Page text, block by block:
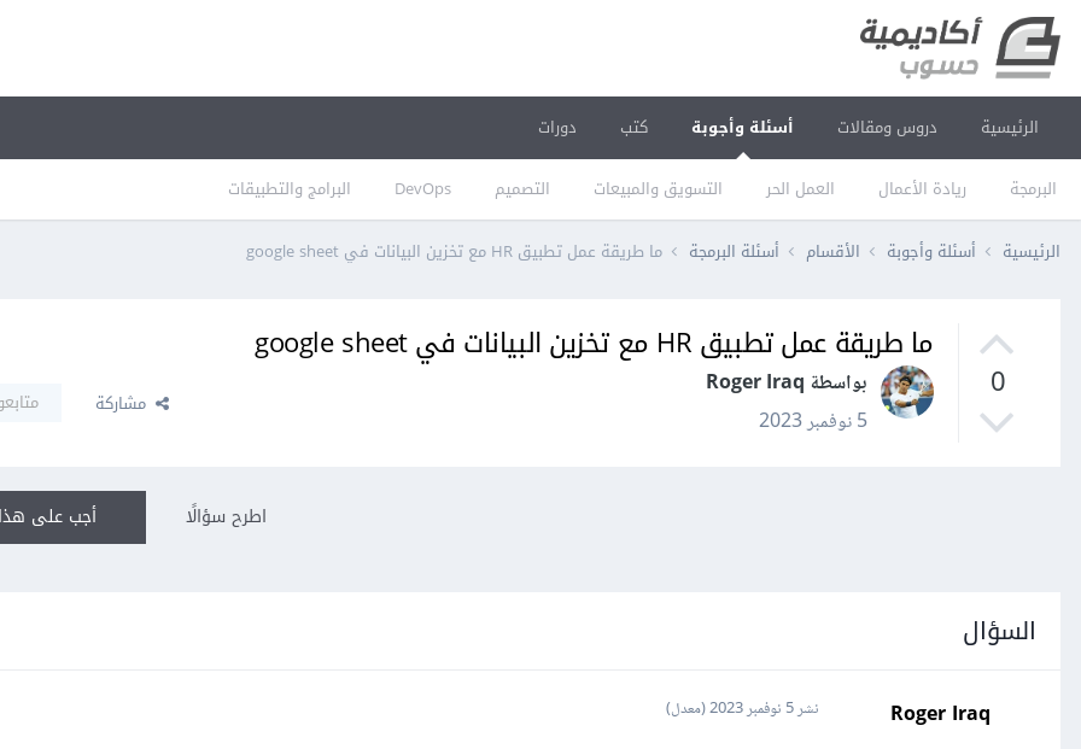
الرئيسية دروس ومقالات أسئلة وأجوبة
البرمجة ريادة الأعمال العمل الحر التسويق والمبيعات التصميم DevOps البرامج والتطبيقات
كتب دورات
الرئيسية أسئلة وأجوبة الأقسام أسئلة البرمجة ما طريقة عمل تطبيق HR مع تخزين البيانات في google sheet
0
ما طريقة عمل تطبيق HR مع تخزين البيانات في google sheet
بواسطة Roger Iraq
5 نوفمبر 2023
مشاركة
أجب على اطرح سؤالًا
السؤال
Roger Iraq نشر5 نوفمبر 2023 (معدل)